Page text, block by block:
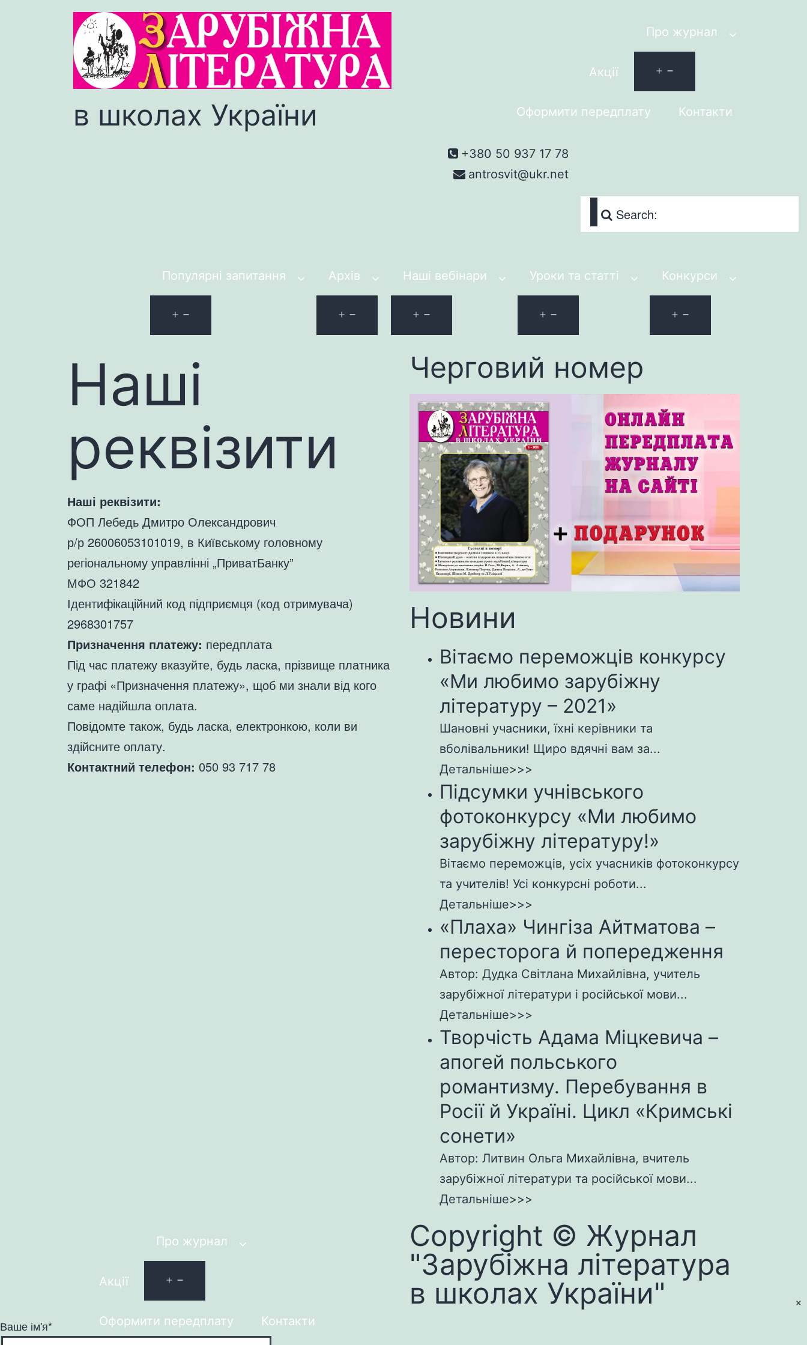
в школах України
Акції
Про журнал
Оформити передплату Контакти
+380 50 937 17 78
antrosvit@ukr.net
Search:
Популярні запитання Архів Наші вебінари Уроки та статті Конкурси
Наші
реквізити
Наші реквізити:
ФОП Лебедь Дмитро Олександрович
р/р 26006053101019, в Київському головному
регіональному управлінні „ПриватБанку”
МФО 321842
Ідентифікаційний код підприємця (код отримувача)
2968301757
Призначення платежу: передплата
Під час платежу вказуйте, будь ласка, прізвище платника
у графі «Призначення платежу», щоб ми знали від кого
саме надійшла оплата.
Повідомте також, будь ласка, електронкою, коли ви
здійсните оплату.
Контактний телефон: 050 93 717 78
Черговий номер
Новини
Вітаємо переможців конкурсу
«Ми любимо зарубіжну
літературу – 2021»
Шановні учасники, їхні керівники та
вболівальники! Щиро вдячні вам за...
Детальніше>>>
Підсумки учнівського
фотоконкурсу «Ми любимо
зарубіжну літературу!»
Вітаємо переможців, усіх учасників фотоконкурсу
та учителів! Усі конкурсні роботи...
Детальніше>>>
«Плаха» Чингіза Айтматова –
пересторога й попередження
Автор: Дудка Світлана Михайлівна, учитель
зарубіжної літератури і російської мови...
Детальніше>>>
Творчість Адама Міцкевича –
апогей польського
романтизму. Перебування в
Росії й Україні. Цикл «Кримські
сонети»
Автор: Литвин Ольга Михайлівна, вчитель
зарубіжної літератури та російської мови...
Детальніше>>>
Акції
Про журнал
Оформити передплату Контакти
Copyright © Журнал
"Зарубіжна література
в школах України"
Ваше ім'я*
×